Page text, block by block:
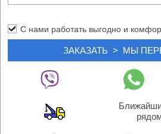
С нами работать выгодно и